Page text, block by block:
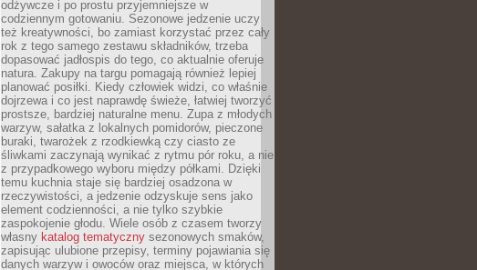
odżywcze i po prostu przyjemniejsze w
codziennym gotowaniu. Sezonowe jedzenie uczy
też kreatywności, bo zamiast korzystać przez cały
rok z tego samego zestawu składników, trzeba
dopasować jadłospis do tego, co aktualnie oferuje
natura. Zakupy na targu pomagają również lepiej
planować posiłki. Kiedy człowiek widzi, co właśnie
dojrzewa i co jest naprawdę świeże, łatwiej tworzyć
prostsze, bardziej naturalne menu. Zupa z młodych
warzyw, sałatka z lokalnych pomidorów, pieczone
buraki, twarożek z rzodkiewką czy ciasto ze
śliwkami zaczynają wynikać z rytmu pór roku, a nie
z przypadkowego wyboru między półkami. Dzięki
temu kuchnia staje się bardziej osadzona w
rzeczywistości, a jedzenie odzyskuje sens jako
element codzienności, a nie tylko szybkie
zaspokojenie głodu. Wiele osób z czasem tworzy
własny katalog tematyczny sezonowych smaków,
zapisując ulubione przepisy, terminy pojawiania się
danych warzyw i owoców oraz miejsca, w których